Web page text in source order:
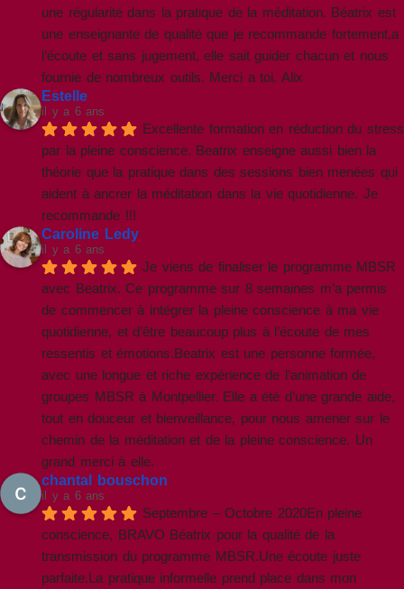
une régularité dans la pratique de la méditation. Béatrix est
une enseignante de qualité que je recommande fortement,a
l’écoute et sans jugement, elle sait guider chacun et nous
fournie de nombreux outils. Merci a toi. Alix
Estelle
il y a 6 ans
Excellente formation en réduction du stress
par la pleine conscience. Beatrix enseigne aussi bien la
théorie que la pratique dans des sessions bien menées qui
aident à ancrer la méditation dans la vie quotidienne. Je
recommande !!!
Caroline Ledy
il y a 6 ans
Je viens de finaliser le programme MBSR
avec Beatrix. Ce programme sur 8 semaines m’a permis
de commencer à intégrer la pleine conscience à ma vie
quotidienne, et d’être beaucoup plus à l’écoute de mes
ressentis et émotions.Beatrix est une personne formée,
avec une longue et riche expérience de l’animation de
groupes MBSR à Montpellier. Elle a été d’une grande aide,
tout en douceur et bienveillance, pour nous amener sur le
chemin de la méditation et de la pleine conscience. Un
grand merci à elle.
chantal bouschon
il y a 6 ans
Septembre – Octobre 2020En pleine
conscience, BRAVO Béatrix pour la qualité de la
transmission du programme MBSR.Une écoute juste
parfaite.La pratique informelle prend place dans mon